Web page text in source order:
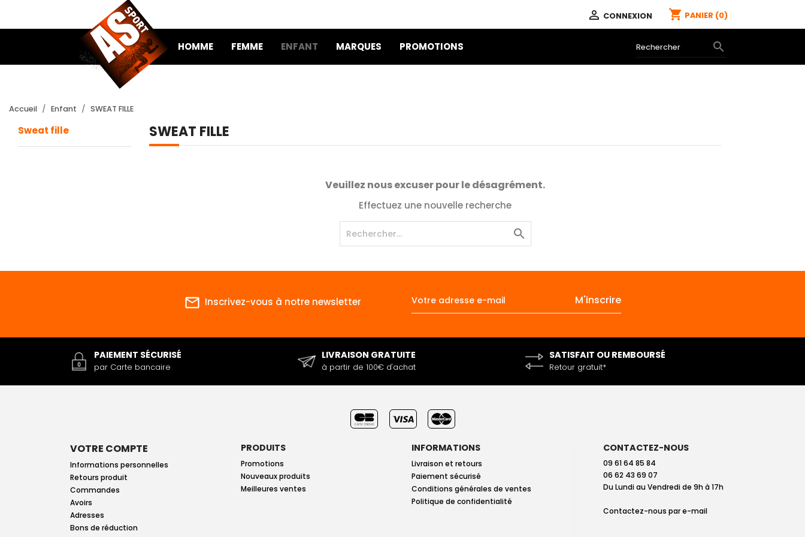
 CONNEXION shopping_cart PANIER (0)
HOMME FEMME ENFANT MARQUES PROMOTIONS 
Accueil Enfant SWEAT FILLE
Sweat fille SWEAT FILLE
Veuillez nous excuser pour le désagrément.
Effectuez une nouvelle recherche

mail_outline Inscrivez-vous à notre newsletter
PAIEMENT SÉCURISÉ
par Carte bancaire
LIVRAISON GRATUITE
à partir de 100€ d'achat
SATISFAIT OU REMBOURSÉ
Retour gratuit*
VOTRE COMPTE
Informations personnelles
Retours produit
Commandes
Avoirs
Adresses
Bons de réduction
PRODUITS
Promotions
Nouveaux produits
Meilleures ventes
INFORMATIONS
Livraison et retours
Paiement sécurisé
Conditions générales de ventes
Politique de confidentialité
CONTACTEZ-NOUS
09 61 64 85 84
06 62 43 69 07
Du Lundi au Vendredi de 9h à 17h
Contactez-nous pare-mail